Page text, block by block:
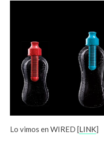
Lo vimos en WIRED [LINK]